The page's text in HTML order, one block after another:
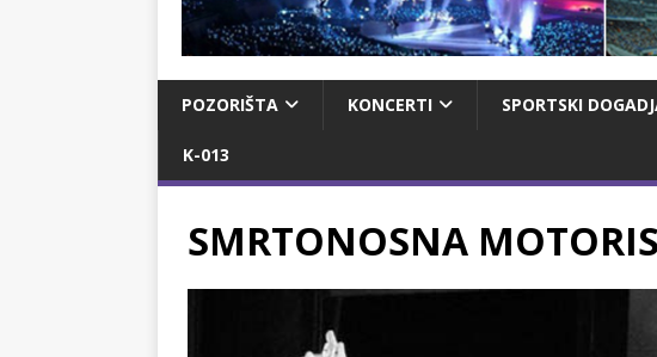
POZORIŠTA KONCERTI SPORTSKI
K-013
SMRTONOSNA